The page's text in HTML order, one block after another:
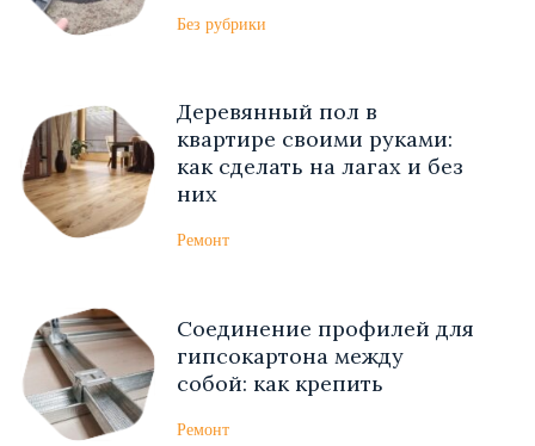
Без рубрики
Деревянный пол в
квартире своими руками:
как сделать на лагах и без
них
Ремонт
Соединение профилей для
гипсокартона между
собой: как крепить
Ремонт